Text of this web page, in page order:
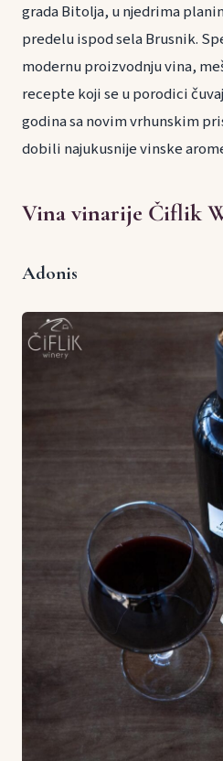
grada Bitolja, u njedrima
predelu ispod sela Brusnik.
modernu proizvodnju vina,
recepte koji se u porodici
godina sa novim vrhunskim
dobili najukusnije vinske
Vina vinarije Čiflik
Adonis